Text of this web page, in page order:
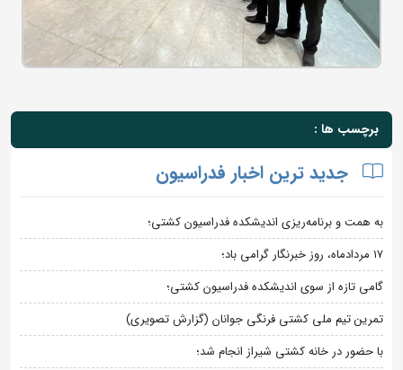
برچسب ها :
جدید ترین اخبار فدراسیون
به همت و برنامه‌ریزی اندیشکده فدراسیون کشتی؛
۱۷ مردادماه، روز خبرنگار گرامی باد؛
گامی تازه از سوی اندیشکده فدراسیون کشتی؛
تمرین تیم ملی کشتی فرنگی جوانان (گزارش تصویری)
با حضور در خانه کشتی شیراز انجام شد؛